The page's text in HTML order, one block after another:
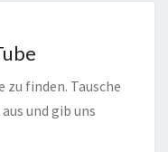
zu finden. Tausche
und gib uns